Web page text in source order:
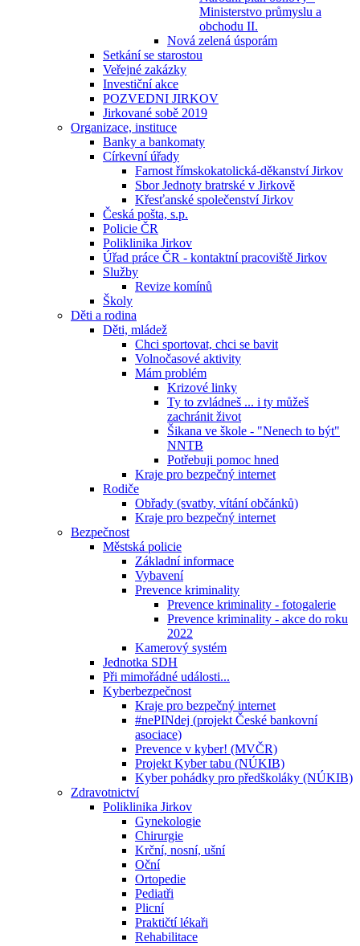
Ministerstvo průmyslu a
obchodu II.
Nová zelená úsporám
Setkání se starostou
Veřejné zakázky
Investiční akce
POZVEDNI JIRKOV
Jirkované sobě 2019
Organizace, instituce
Banky a bankomaty
Církevní úřady
Farnost římskokatolická-děkanství Jirkov
Sbor Jednoty bratrské v Jirkově
Křesťanské společenství Jirkov
Česká pošta, s.p.
Policie ČR
Poliklinika Jirkov
Úřad práce ČR - kontaktní pracoviště Jirkov
Služby
Revize komínů
Školy
Děti a rodina
Děti, mládež
Chci sportovat, chci se bavit
Volnočasové aktivity
Mám problém
Krizové linky
Ty to zvládneš ... i ty můžeš
zachránit život
Šikana ve škole - "Nenech to být"
NNTB
Potřebuji pomoc hned
Kraje pro bezpečný internet
Rodiče
Obřady (svatby, vítání občánků)
Kraje pro bezpečný internet
Bezpečnost
Městská policie
Základní informace
Vybavení
Prevence kriminality
Prevence kriminality - fotogalerie
Prevence kriminality - akce do roku
2022
Kamerový systém
Jednotka SDH
Při mimořádné události...
Kyberbezpečnost
Kraje pro bezpečný internet
#nePINdej (projekt České bankovní
asociace)
Prevence v kyber! (MVČR)
Projekt Kyber tabu (NÚKIB)
Kyber pohádky pro předškoláky (NÚKIB)
Zdravotnictví
Poliklinika Jirkov
Gynekologie
Chirurgie
Krční, nosní, ušní
Oční
Ortopedie
Pediatři
Plicní
Praktičtí lékaři
Rehabilitace